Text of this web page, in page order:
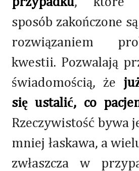
sposób zakończone
rozwiązaniem
kwestii. Pozwalają
świadomością, że
się ustalić, co
Rzeczywistość bywa
mniej łaskawa, a
zwłaszcza w